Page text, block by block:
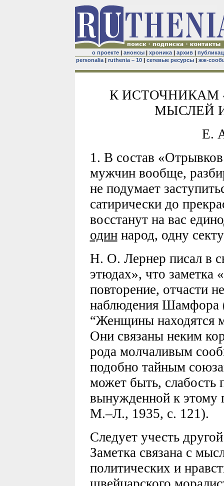
о проекте| анонсы| хроника| архив|
personalia| ruthenia – 10| сетевые ресурсы| жж-
К ИСТОЧНИКАМ
МЫСЛЕЙ
Е.
1. В состав
мужчин вообще,
не подумает
сатирически до
восстанут на вас
одиннарод, одну
Н. О. Лернер писал в
этюдах», что заметка
повторение, отчасти
наблюдения Шамфора
“Женщины находятся
Они связаны неким
рода молчаливым
подобно тайным
может быть, слабость
вынужденной к этому
М.–Л., 1935, с. 121).
Следует учесть
Заметка связана с
политических и